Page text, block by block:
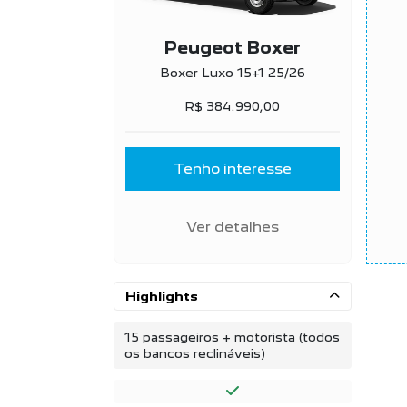
Peugeot Boxer
Boxer Luxo 15+1 25/26
R$ 384.990,00
Tenho interesse
Ver detalhes
Highlights
15 passageiros + motorista (todos
os bancos reclináveis)